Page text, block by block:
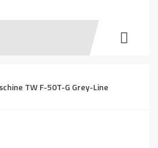
TW F-50T-G Grey-Line